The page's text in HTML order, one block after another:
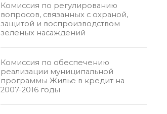
Комиссия по регулированию
вопросов, связанных с охраной,
защитой и воспроизводством
зеленых насаждений
Комиссия по обеспечению
реализации муниципальной
программы Жилье в кредит на
2007-2016 годы